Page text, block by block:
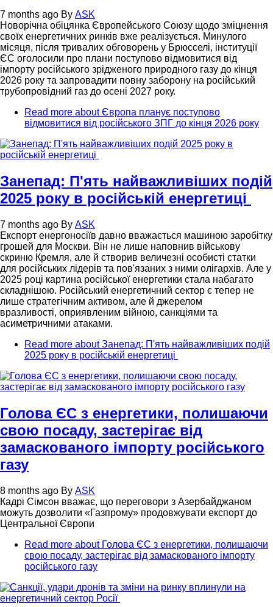
7 months ago By ASK
Новорічна обіцянка Європейського Союзу щодо зміцнення
своїх енергетичних ринків вже реалізується. Минулого
місяця, після тривалих обговорень у Брюсселі, інституції
ЄС оголосили про плани поступово відмовитися від
імпорту російського зрідженого природного газу до кінця
2026 року та запровадити повну заборону на російський
трубопровідний газ до осені 2027 року.
Read more about Європа планує поступово
відмовитися від російського ЗПГ до кінця 2026 року
Занепад: П'ять найважливіших подій
2025 року в російській енергетиці
7 months ago By ASK
Експорт енергоносіїв давно вважається машиною заробітку
грошей для Москви. Він не лише наповнив військову
скриню Кремля, але й створив величезні особисті статки
для російських лідерів та пов'язаних з ними олігархів. Але у
2025 році картина російської енергетики стала набагато
складнішою. Російський енергетичний сектор є тепер не
лише стратегічним активом, але й джерелом
вразливості, оприявленим війною, санкціями та
асиметричними атаками.
Read more about Занепад: П'ять найважливіших подій
2025 року в російській енергетиці
Голова ЄС з енергетики, полишаючи
свою посаду, застерігає від
замаскованого імпорту російського
газу
8 months ago By ASK
Кадрі Сімсон вважає, що переговори з Азербайджаном
можуть дозволити «Газпрому» продовжувати експорт до
Центральної Європи
Read more about Голова ЄС з енергетики, полишаючи
свою посаду, застерігає від замаскованого імпорту
російського газу